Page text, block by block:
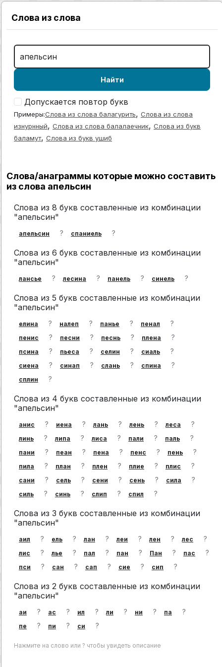
Слова из слова
Найти
Допускается повтор букв
Примеры:Слова из слова балагурить, Слова из слова
изнурнный, Слова из слова балалаечник, Слова из букв
баламут, Слова из букв ушиб
Слова/анаграммы которые можно составить
из слова апельсин
Слова из 8 букв составленные из комбинации
"апельсин"
апельсин ? спаниель ?
Слова из 6 букв составленные из комбинации
"апельсин"
лансье ? лесина ? панель ? синель ?
Слова из 5 букв составленные из комбинации
"апельсин"
елина ? налеп ? панье ? пенал ?
пенис ? песни ? песнь ? плена ?
псина ? пьеса ? селин ? сиаль ?
сиена ? синап ? слань ? спина ?
сплин ?
Слова из 4 букв составленные из комбинации
"апельсин"
анис ? иена ? лань ? лень ? леса ?
линь ? липа ? лиса ? пали ? паль ?
пани ? пеан ? пена ? пенс ? пень ?
пила ? план ? плен ? плие ? плис ?
сани ? сель ? сени ? сень ? сила ?
силь ? синь ? слип ? спил ?
Слова из 3 букв составленные из комбинации
"апельсин"
аил ? ель ? лан ? леи ? лен ? лес ?
лис ? лье ? пал ? пан ? Пан ? пас ?
пси ? сан ? сап ? сие ? сип ?
Слова из 2 букв составленные из комбинации
"апельсин"
аи ? ас ? ил ? ли ? ни ? па ?
пе ? пи ? си ?
Нажмите на слово или ? чтобы увидеть описание